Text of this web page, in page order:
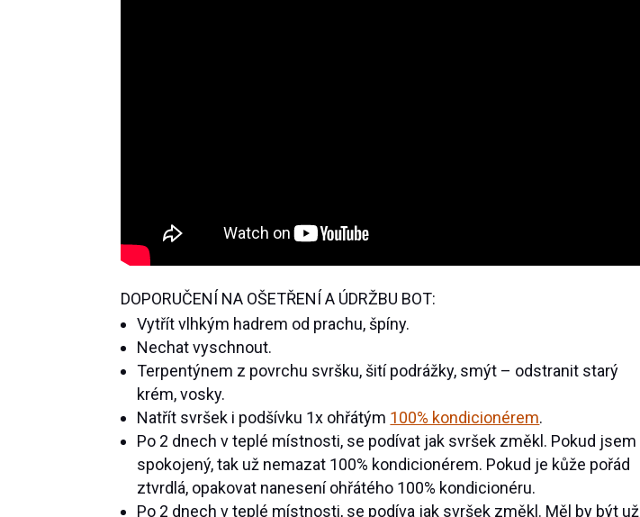
DOPORUČENÍ NA OŠETŘENÍ A ÚDRŽBU BOT:
Vytřít vlhkým hadrem od prachu, špíny.
Nechat vyschnout.
Terpentýnem z povrchu svršku, šití podrážky, smýt – odstranit starý
krém, vosky.
Natřít svršek i podšívku 1x ohřátým 100% kondicionérem.
Po 2 dnech v teplé místnosti, se podívat jak svršek změkl. Pokud jsem
spokojený, tak už nemazat 100% kondicionérem. Pokud je kůže pořád
ztvrdlá, opakovat nanesení ohřátého 100% kondicionéru.
Po 2 dnech v teplé místnosti, se podíva jak svršek změkl. Měl by být už